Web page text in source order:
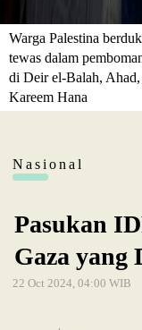
Warga Palestina
tewas dalam
di Deir el-Balah,
Kareem Hana
Nasional
Pasukan
Gaza yang
22 Oct 2024, 04:00 WIB